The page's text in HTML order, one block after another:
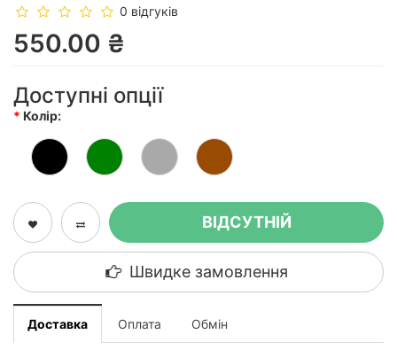
0 відгуків
550.00 ₴
Доступні опції
Колір:
ВІДСУТНІЙ
Швидке замовлення
Доставка Оплата Обмін